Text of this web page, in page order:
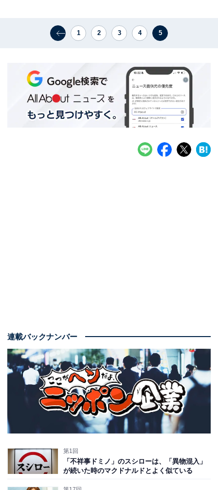
1 2 3 4 5
連載バックナンバー
第1回
「不祥事ドミノ」のスシローは、「異物混入」
が続いた時のマクドナルドとよく似ている